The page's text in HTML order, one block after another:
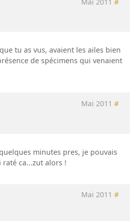
tu as vus, avaient les ailes bien
de spécimens qui venaient
Mai 2011 #
minutes pres, je pouvais
raté ca...zut alors !
Mai 2011 #